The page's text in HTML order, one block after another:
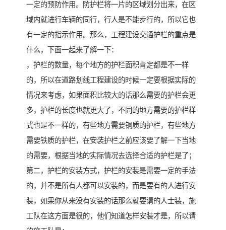
一定的预防作用。防护栏将一片的区域划分出来，在区
域内就进行车辆的同行，行人是不能步行的，所以它也
有一定的指示作用。那么，工程建设交通护栏的重点是
什么，下面一起来了解一下：
，护栏的数量，每个地方的护栏面积肯定都是不一样
的，所以在道路划线工程建设的时候一定要根据实际的
情况来考虑，如果面积比较大的话那么需要的护栏会更
多，护栏的长度也就更大了，不同的地方需要的护栏样
式也是不一样的，有些地方需要铜质的护栏，有些地方
需要铁质的护栏，在安装护栏之前应该要了解一下当地
的需要，根据当地的实际情况去选择合适的护栏是了；
第二，护栏的安装方式，护栏的安装是需要一定的手法
的，并不是所有人都可以安装的，而是要有的人进行安
装，如果你从来没有安装的话那么就要请的人士装，施
工队在这方面是很的，他们知道怎样安装才是，所以请